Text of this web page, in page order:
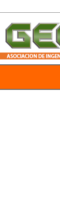
XXII